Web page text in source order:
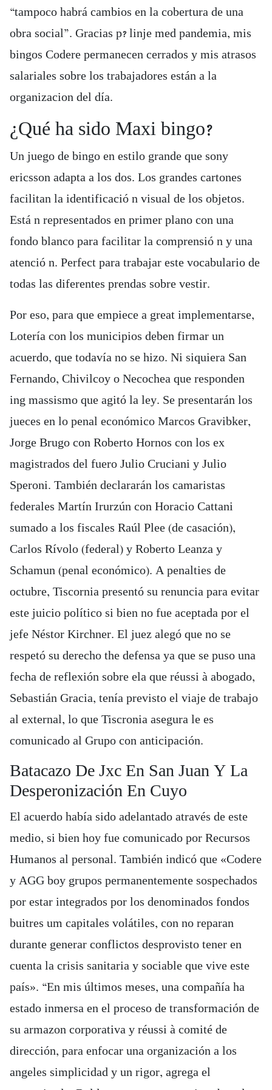
“tampoco habrá cambios en la cobertura de una
obra social”. Gracias p? linje med pandemia, mis
bingos Codere permanecen cerrados y mis atrasos
salariales sobre los trabajadores están a la
organizacion del día.
¿Qué ha sido Maxi bingo?
Un juego de bingo en estilo grande que sony
ericsson adapta a los dos. Los grandes cartones
facilitan la identificació n visual de los objetos.
Está n representados en primer plano con una
fondo blanco para facilitar la comprensió n y una
atenció n. Perfect para trabajar este vocabulario de
todas las diferentes prendas sobre vestir.
Por eso, para que empiece a great implementarse,
Lotería con los municipios deben firmar un
acuerdo, que todavía no se hizo. Ni siquiera San
Fernando, Chivilcoy o Necochea que responden
ing massismo que agitó la ley. Se presentarán los
jueces en lo penal económico Marcos Gravibker,
Jorge Brugo con Roberto Hornos con los ex
magistrados del fuero Julio Cruciani y Julio
Speroni. También declararán los camaristas
federales Martín Irurzún con Horacio Cattani
sumado a los fiscales Raúl Plee (de casación),
Carlos Rívolo (federal) y Roberto Leanza y
Schamun (penal económico). A penalties de
octubre, Tiscornia presentó su renuncia para evitar
este juicio político si bien no fue aceptada por el
jefe Néstor Kirchner. El juez alegó que no se
respetó su derecho the defensa ya que se puso una
fecha de reflexión sobre ela que réussi à abogado,
Sebastián Gracia, tenía previsto el viaje de trabajo
al external, lo que Tiscronia asegura le es
comunicado al Grupo con anticipación.
Batacazo De Jxc En San Juan Y La
Desperonización En Cuyo
El acuerdo había sido adelantado através de este
medio, si bien hoy fue comunicado por Recursos
Humanos al personal. También indicó que «Codere
y AGG boy grupos permanentemente sospechados
por estar integrados por los denominados fondos
buitres um capitales volátiles, con no reparan
durante generar conflictos desprovisto tener en
cuenta la crisis sanitaria y sociable que vive este
país». “En mis últimos meses, una compañía ha
estado inmersa en el proceso de transformación de
su armazon corporativa y réussi à comité de
dirección, para enfocar una organización a los
angeles simplicidad y un rigor, agrega el